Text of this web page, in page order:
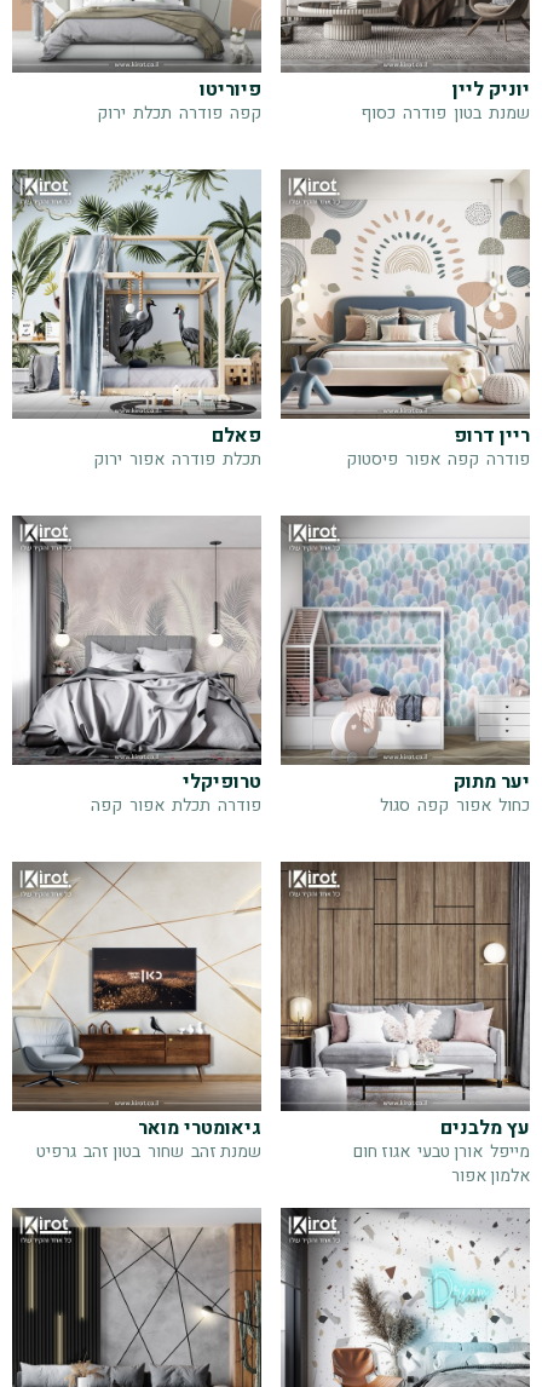
יוניק ליין
שמנת בטון פודרה כסוף
פיוריטו
קפה פודרה תכלת ירוק
ריין דרופ
פודרה קפה אפור פיסטוק
פאלם
תכלת פודרה אפור ירוק
יער מתוק
כחול אפור קפה סגול
טרופיקלי
פודרה תכלת אפור קפה
עץ מלבנים
מייפל אורן טבעי אגוז חום
אלמון אפור
גיאומטרי מואר
שמנת זהב שחור בטון זהב גרפיט